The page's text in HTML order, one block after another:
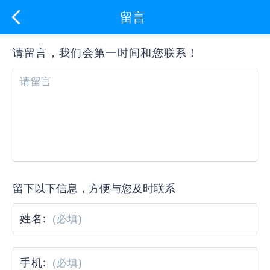
留言
请留言，我们会第一时间和您联系！
留下以下信息，方便与您及时联系
姓名:
手机: